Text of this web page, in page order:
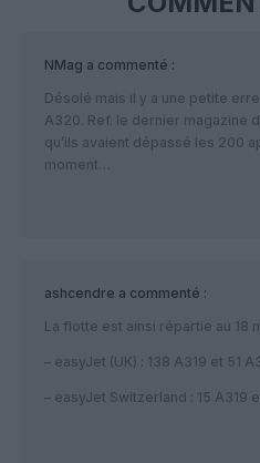
NMag a commenté :
Désolé mais il y a une petite
A320. Ref. le dernier magazine
qu’ils avaient dépassé les 200
moment…
ashcendre a commenté :
La flotte est ainsi répartie au 18
– easyJet (UK) : 138 A319 et 51
– easyJet Switzerland : 15 A319